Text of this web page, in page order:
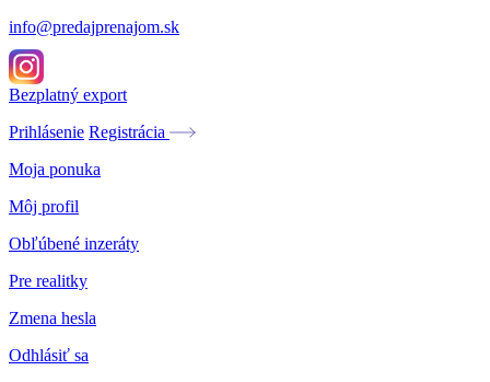
info@predajprenajom.sk
Bezplatný export
Prihlásenie Registrácia
Moja ponuka
Môj profil
Obľúbené inzeráty
Pre realitky
Zmena hesla
Odhlásiť sa